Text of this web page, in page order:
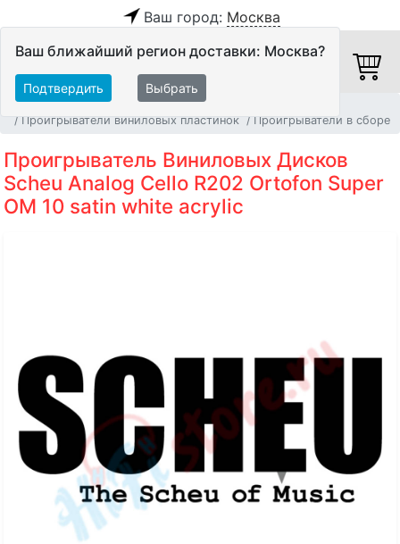
Ваш город: Москва
Ваш ближайший регион доставки: Москва?
Подтвердить Выбрать
Проигрыватели виниловых пластинок
Проигрыватели в сборе
Проигрыватель Виниловых Дисков
Scheu Analog Cello R202 Ortofon Super
OM 10 satin white acrylic